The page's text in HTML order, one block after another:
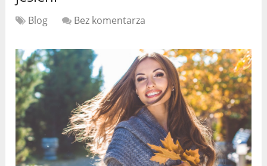
Blog Bez komentarza